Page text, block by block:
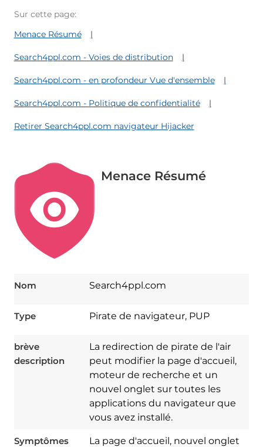
Sur cette page:
Menace Résumé
Search4ppl.com - Voies de distribution
Search4ppl.com - en profondeur Vue d'ensemble
Search4ppl.com - Politique de confidentialité
Retirer Search4ppl.com navigateur Hijacker
Menace Résumé
Nom Search4ppl.com
Type Pirate de navigateur, PUP
brève
description
La redirection de pirate de l'air
peut modifier la page d'accueil,
moteur de recherche et un
nouvel onglet sur toutes les
applications du navigateur que
vous avez installé.
Symptômes
La page d'accueil, nouvel onglet